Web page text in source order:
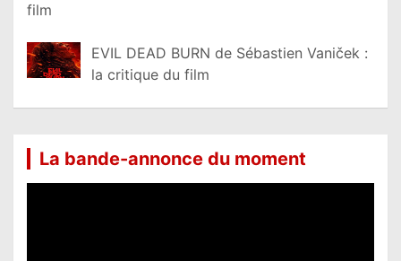
film
EVIL DEAD BURN de Sébastien Vaniček :
la critique du film
La bande-annonce du moment